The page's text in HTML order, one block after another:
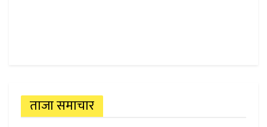
ताजा समाचार